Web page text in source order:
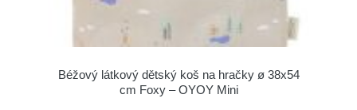
Béžový látkový dětský koš na hračky ø 38x54
cm Foxy – OYOY Mini